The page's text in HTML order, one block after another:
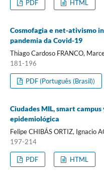
PDF HTML
Cosmofagia e net-ativismo
pandemia da Covid-19
Thiago Cardoso FRANCO,
181-196
PDF (Português (Brasil))
Ciudades MIL, smart
epidemiológica
Felipe CHIBÁS ORTIZ, Ignacio
197-214
PDF HTML